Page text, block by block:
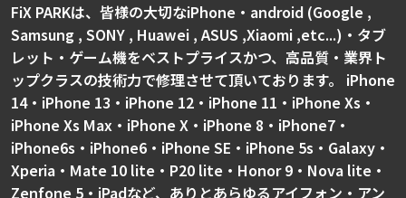
FiX PARKは、皆様の大切なiPhone・android (Google ,
Samsung , SONY , Huawei , ASUS ,Xiaomi ,etc...)・タブ
レット・ゲーム機をベストプライスかつ、高品質・業界ト
ップクラスの技術力で修理させて頂いております。 iPhone
14・iPhone 13・iPhone 12・iPhone 11・iPhone Xs・
iPhone Xs Max・iPhone X・iPhone 8・iPhone7・
iPhone6s・iPhone6・iPhone SE・iPhone 5s・Galaxy・
Xperia・Mate 10 lite・P20 lite・Honor 9・Nova lite・
Zenfone 5・iPadなど、ありとあらゆるアイフォン・アン